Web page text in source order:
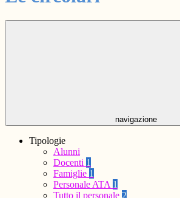
navigazione
Tipologie
Alunni
Docenti 1
Famiglie 1
Personale ATA 1
Tutto il personale 2